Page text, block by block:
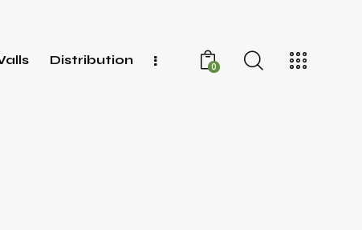
Distribution 0